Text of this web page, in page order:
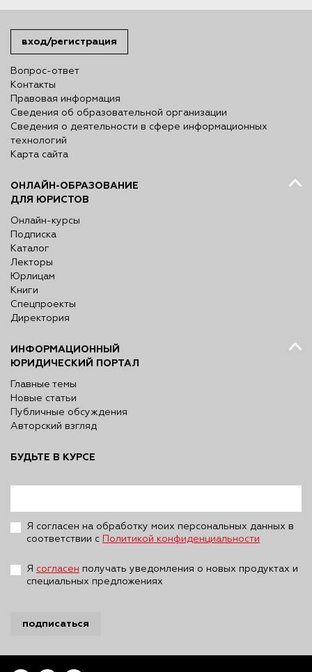
вход/регистрация
Вопрос-ответ
Контакты
Правовая информация
Сведения об образовательной организации
Сведения о деятельности в сфере информационных
технологий
Карта сайта
ОНЛАЙН-ОБРАЗОВАНИЕ
ДЛЯ ЮРИСТОВ
Онлайн-курсы
Подписка
Каталог
Лекторы
Юрлицам
Книги
Спецпроекты
Директория
ИНФОРМАЦИОННЫЙ
ЮРИДИЧЕСКИЙ ПОРТАЛ
Главные темы
Новые статьи
Публичные обсуждения
Авторский взгляд
БУДЬТЕ В КУРСЕ
Я согласен на обработку моих персональных данных в
соответствии с Политикой конфиденциальности
Я согласен получать уведомления о новых продуктах и
специальных предложениях
подписаться